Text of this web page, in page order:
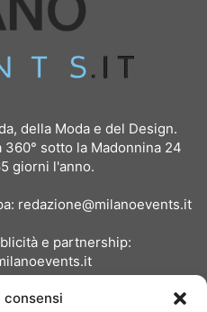
consensi
della Moda e del Design.
sotto la Madonnina 24
giorni l'anno.
redazione@milanoevents.it
e partnership: